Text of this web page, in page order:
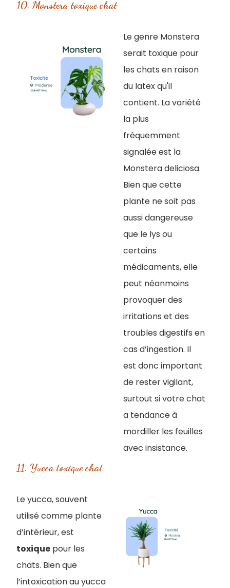
10. Monstera toxique chat
Le genre Monstera
serait toxique pour
les chats en raison
du latex qu'il
contient. La variété
la plus
fréquemment
signalée est la
Monstera deliciosa.
Bien que cette
plante ne soit pas
aussi dangereuse
que le lys ou
certains
médicaments, elle
peut néanmoins
provoquer des
irritations et des
troubles digestifs en
cas d’ingestion. Il
est donc important
de rester vigilant,
surtout si votre chat
a tendance à
mordiller les feuilles
avec insistance.
11. Yucca toxique chat
Le yucca, souvent
utilisé comme plante
d’intérieur, est
toxique pour les
chats. Bien que
l’intoxication au yucca